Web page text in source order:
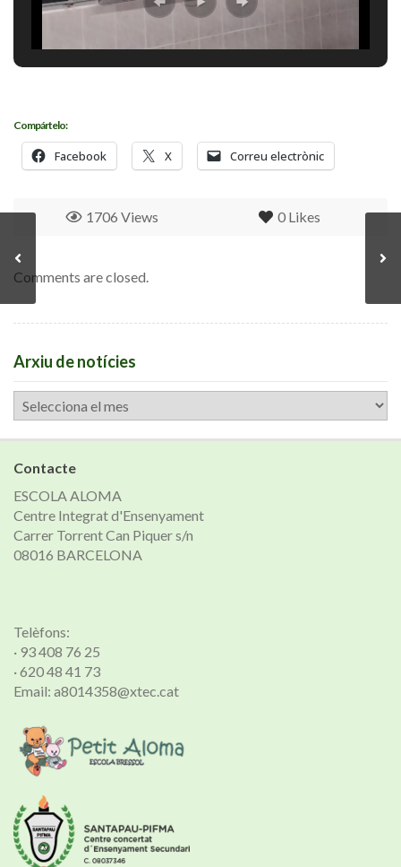
Compártelo:
Facebook X Correu electrònic
0 Likes
1706 Views
Comments are closed.
Arxiu de notícies
Arxiu
de
notícies
Contacte
ESCOLA ALOMA
Centre Integrat d'Ensenyament
Carrer Torrent Can Piquer s/n
08016 BARCELONA
Telèfons:
· 93 408 76 25
· 620 48 41 73
Email: a8014358@xtec.cat